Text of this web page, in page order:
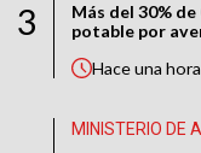
3
Más del 30%
potable por
Haceuna hora
MINISTERIO DE